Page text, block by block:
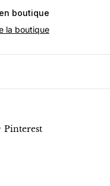
boutique
la boutique
Pinterest